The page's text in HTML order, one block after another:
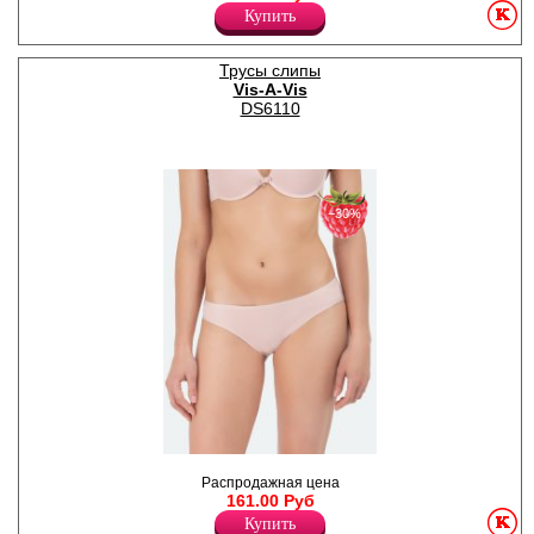
Лайкра 8%
Хлопок 92%
Купить
Трусы слипы
Vis-A-Vis
DS6110
однотонные из нежной
микрофибры.
Лайкра 15%
−30%
Распродажная цена
161.00 Руб
Купить